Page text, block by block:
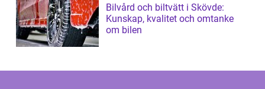
Bilvård och biltvätt i Skövde:
Kunskap, kvalitet och omtanke
om bilen